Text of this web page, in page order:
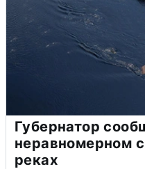
Губернатор
неравномерном
реках